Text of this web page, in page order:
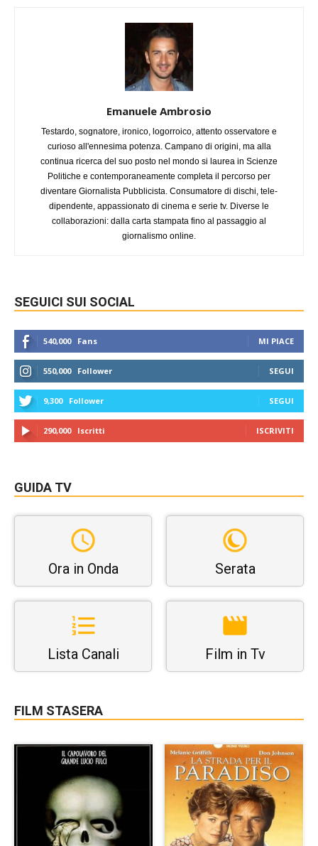
Emanuele Ambrosio
Testardo, sognatore, ironico, logorroico, attento osservatore e
curioso all'ennesima potenza. Campano di origini, ma alla
continua ricerca del suo posto nel mondo si laurea in Scienze
Politiche e contemporaneamente completa il percorso per
diventare Giornalista Pubblicista. Consumatore di dischi, tele-
dipendente, appassionato di cinema e serie tv. Diverse le
collaborazioni: dalla carta stampata fino al passaggio al
giornalismo online.
SEGUICI SUI SOCIAL
540,000 Fans MI PIACE
550,000 Follower SEGUI
9,300 Follower SEGUI
290,000 Iscritti ISCRIVITI
GUIDA TV
Ora in Onda Serata
Lista Canali Film in Tv
FILM STASERA